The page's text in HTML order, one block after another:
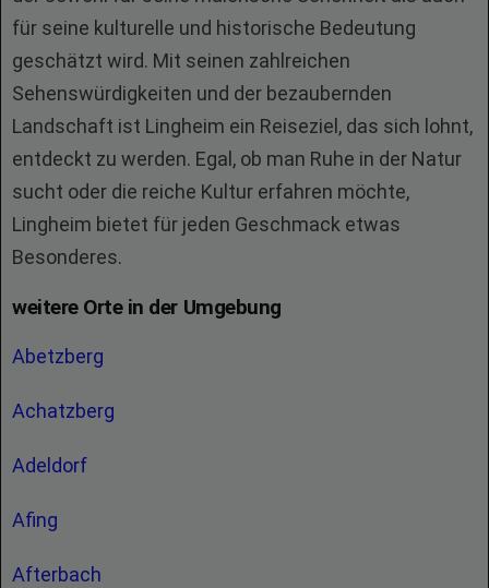
für seine kulturelle und historische Bedeutung
geschätzt wird. Mit seinen zahlreichen
Sehenswürdigkeiten und der bezaubernden
Landschaft ist Lingheim ein Reiseziel, das sich lohnt,
entdeckt zu werden. Egal, ob man Ruhe in der Natur
sucht oder die reiche Kultur erfahren möchte,
Lingheim bietet für jeden Geschmack etwas
Besonderes.
weitere Orte in der Umgebung
Abetzberg
Achatzberg
Adeldorf
Afing
Afterbach